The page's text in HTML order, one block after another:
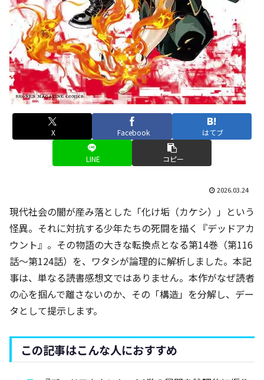
X Facebook はてブ
LINE コピー
2026.03.24
現代社会の闇が産み落とした「化け垢（カケシ）」という
怪異。それに対抗する少年たちの死闘を描く『デッドアカ
ウント』。その物語の大きな転換点となる第14巻（第116
話〜第124話）を、ワタシが論理的に解析しました。本記
事は、単なる読書感想文ではありません。本作がなぜ読者
の心を掴んで離さないのか、その「構造」を分解し、デー
タとして提示します。
この記事はこんな人におすすめ